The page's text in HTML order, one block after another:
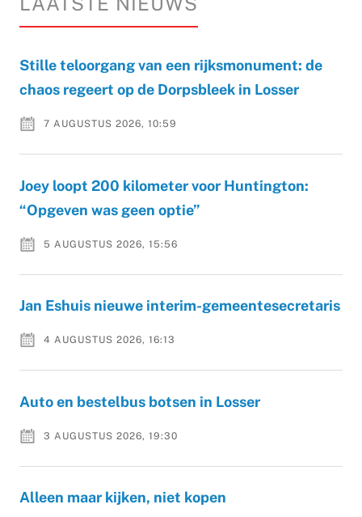
Stille teloorgang van een rijksmonument: de
chaos regeert op de Dorpsbleek in Losser
7 AUGUSTUS 2026, 10:59
Joey loopt 200 kilometer voor Huntington:
“Opgeven was geen optie”
5 AUGUSTUS 2026, 15:56
Jan Eshuis nieuwe interim-gemeentesecretaris
4 AUGUSTUS 2026, 16:13
Auto en bestelbus botsen in Losser
3 AUGUSTUS 2026, 19:30
Alleen maar kijken, niet kopen